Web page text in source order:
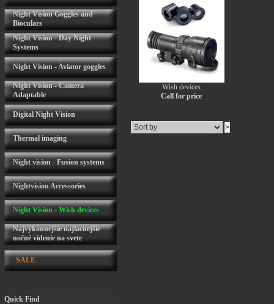
Night Vision Goggles and
Bioculars
Night Vision - Day Night
Systems
Night Vision - Aviator goggles
Night Vision - Camera
Adaptable
Digital Night Vision
Thermal imaging
Night vision - Fusion systems
Nightvision Accessories
Night Vision - Wish devices
Najvýkonnejšie najlacnejšie
nočné videnie na svete
SALE
Quick Find
Wish devices
Call for price